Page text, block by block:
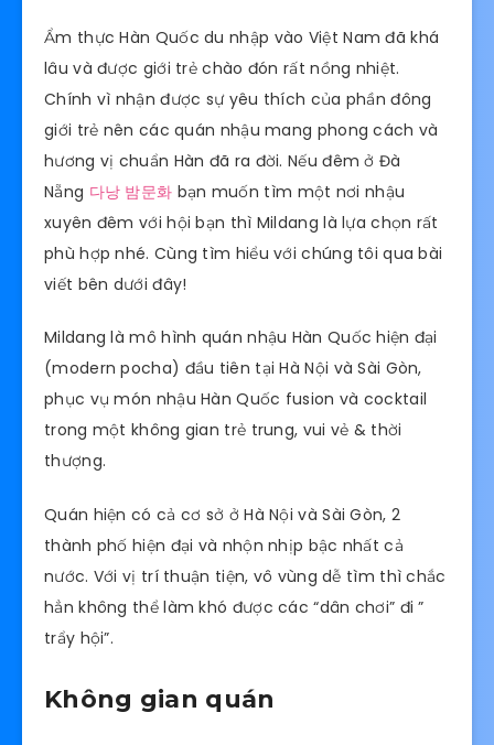
Ẩm thực Hàn Quốc du nhập vào Việt Nam đã khá
lâu và được giới trẻ chào đón rất nồng nhiệt.
Chính vì nhận được sự yêu thích của phần đông
giới trẻ nên các quán nhậu mang phong cách và
hương vị chuẩn Hàn đã ra đời. Nếu đêm ở Đà
Nẵng 다낭 밤문화 bạn muốn tìm một nơi nhậu
xuyên đêm với hội bạn thì Mildang là lựa chọn rất
phù hợp nhé. Cùng tìm hiểu với chúng tôi qua bài
viết bên dưới đây!
Mildang là mô hình quán nhậu Hàn Quốc hiện đại
(modern pocha) đầu tiên tại Hà Nội và Sài Gòn,
phục vụ món nhậu Hàn Quốc fusion và cocktail
trong một không gian trẻ trung, vui vẻ & thời
thượng.
Quán hiện có cả cơ sở ở Hà Nội và Sài Gòn, 2
thành phố hiện đại và nhộn nhịp bậc nhất cả
nước. Với vị trí thuận tiện, vô vùng dễ tìm thì chắc
hẳn không thể làm khó được các “dân chơi” đi ”
trẩy hội”.
Không gian quán